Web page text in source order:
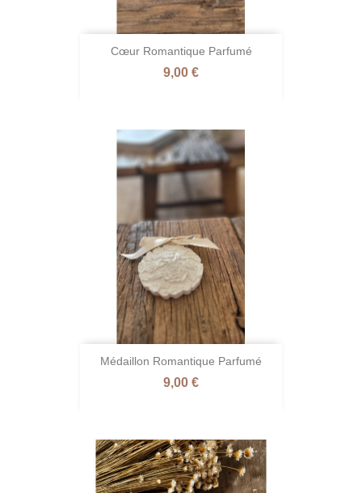
Cœur Romantique Parfumé
Prix
9,00 €
Médaillon Romantique Parfumé
Prix
9,00 €